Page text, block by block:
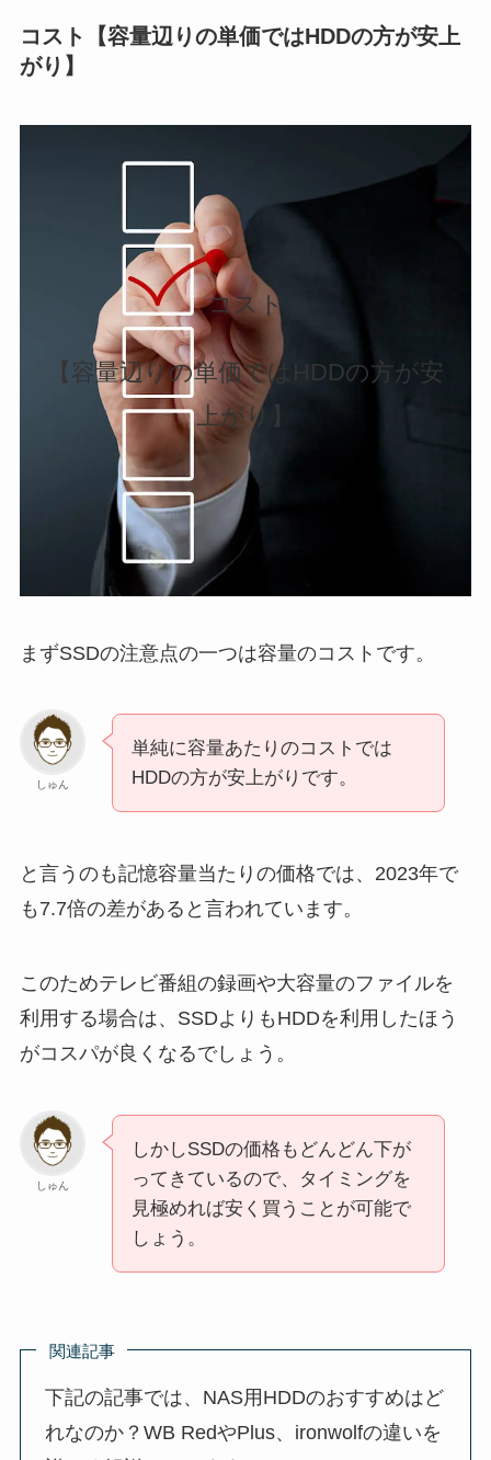
コスト【容量辺りの単価ではHDDの方が安上
がり】
コスト
【容量辺りの単価ではHDDの方が安
上がり】
まずSSDの注意点の一つは容量のコストです。
しゅん
単純に容量あたりのコストでは
HDDの方が安上がりです。
と言うのも記憶容量当たりの価格では、2023年で
も7.7倍の差があると言われています。
このためテレビ番組の録画や大容量のファイルを
利用する場合は、SSDよりもHDDを利用したほう
がコスパが良くなるでしょう。
しゅん
しかしSSDの価格もどんどん下が
ってきているので、タイミングを
見極めれば安く買うことが可能で
しょう。
関連記事
下記の記事では、NAS用HDDのおすすめはど
れなのか？WB RedやPlus、ironwolfの違いを